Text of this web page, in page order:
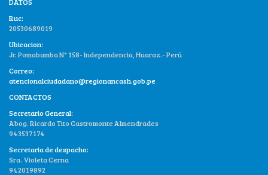
Ruc:
20530689019
Ubicacion:
Jr. Pomabamba N° 158- Independencia, Huaraz.- Perú
Correo:
atencionalciudadano@regionancash.gob.pe
CONTACTOS
Secretario General:
Abog. Ricardo Tito Castromonte Almendrades
943537174
Secretaria de despacho:
Sra. Violeta Cerna
942019892